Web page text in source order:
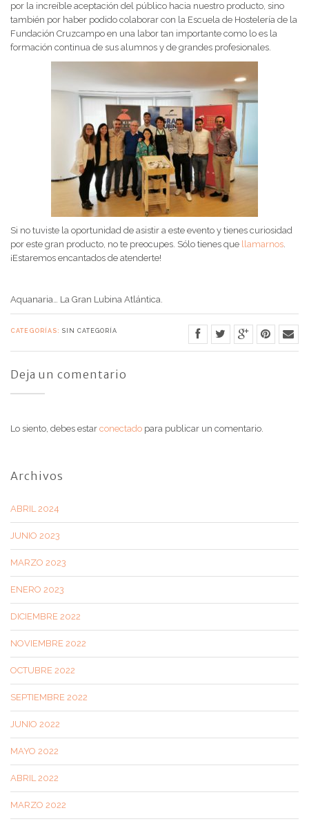
por la increíble aceptación del público hacia nuestro producto, sino
también por haber podido colaborar con la Escuela de Hostelería de la
Fundación Cruzcampo en una labor tan importante como lo es la
formación continua de sus alumnos y de grandes profesionales.
Si no tuviste la oportunidad de asistir a este evento y tienes curiosidad
por este gran producto, no te preocupes. Sólo tienes que llamarnos.
¡Estaremos encantados de atenderte!
Aquanaria… La Gran Lubina Atlántica.
CATEGORÍAS: SIN CATEGORÍA
Deja un comentario
Lo siento, debes estar conectado para publicar un comentario.
Archivos
ABRIL 2024
JUNIO 2023
MARZO 2023
ENERO 2023
DICIEMBRE 2022
NOVIEMBRE 2022
OCTUBRE 2022
SEPTIEMBRE 2022
JUNIO 2022
MAYO 2022
ABRIL 2022
MARZO 2022